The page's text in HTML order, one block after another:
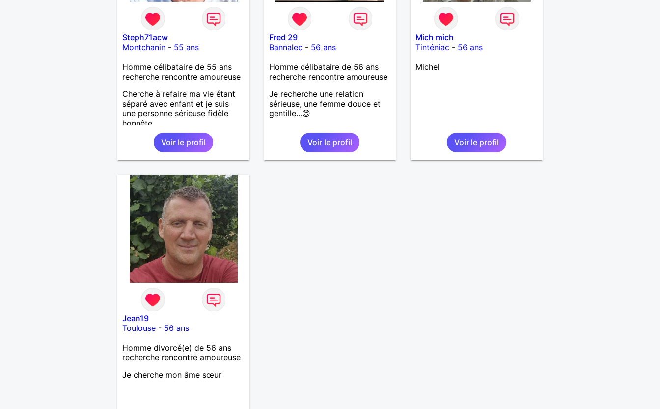
Steph71acw
Montchanin- 55 ans
Homme célibataire de 55 ans
recherche rencontre amoureuse
Cherche à refaire ma vie étant
séparé avec enfant et je suis
une personne sérieuse fidèle
honnête
Voir le profil
Fred 29
Bannalec - 56 ans
Homme célibataire de 56 ans
recherche rencontre amoureuse
Je recherche une relation
sérieuse, une femme douce et
gentille...😊
Voir le profil
Mich mich
Tinténiac - 56 ans
Michel
Voir le profil
Jean19
Toulouse- 56 ans
Homme divorcé(e) de 56 ans
recherche rencontre amoureuse
Je cherche mon âme sœur